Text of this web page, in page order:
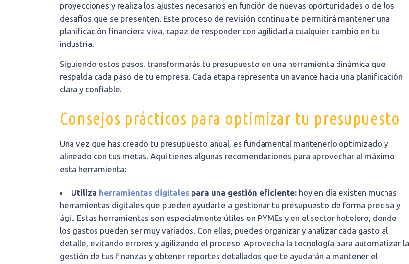
proyecciones y realiza los ajustes necesarios en función de nuevas oportunidades o de los
desafíos que se presenten. Este proceso de revisión continua te permitirá mantener una
planificación financiera viva, capaz de responder con agilidad a cualquier cambio en tu
industria.
Siguiendo estos pasos, transformarás tu presupuesto en una herramienta dinámica que
respalda cada paso de tu empresa. Cada etapa representa un avance hacia una planificación
clara y confiable.
Consejos prácticos para optimizar tu presupuesto
Una vez que has creado tu presupuesto anual, es fundamental mantenerlo optimizado y
alineado con tus metas. Aquí tienes algunas recomendaciones para aprovechar al máximo
esta herramienta:
Utiliza herramientas digitales para una gestión eficiente: hoy en día existen muchas
herramientas digitales que pueden ayudarte a gestionar tu presupuesto de forma precisa y
ágil. Estas herramientas son especialmente útiles en PYMEs y en el sector hotelero, donde
los gastos pueden ser muy variados. Con ellas, puedes organizar y analizar cada gasto al
detalle, evitando errores y agilizando el proceso. Aprovecha la tecnología para automatizar la
gestión de tus finanzas y obtener reportes detallados que te ayudarán a mantener el